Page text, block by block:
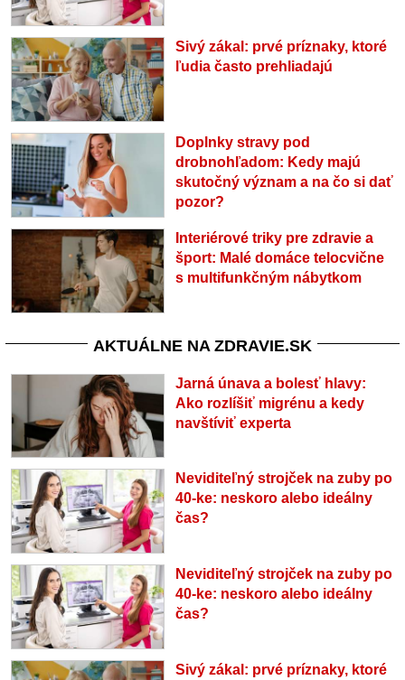
Sivý zákal: prvé príznaky, ktoré
ľudia často prehliadajú
Doplnky stravy pod
drobnohľadom: Kedy majú
skutočný význam a na čo si dať
pozor?
Interiérové triky pre zdravie a
šport: Malé domáce telocvične
s multifunkčným nábytkom
AKTUÁLNE NA ZDRAVIE.SK
Jarná únava a bolesť hlavy:
Ako rozlíšiť migrénu a kedy
navštíviť experta
Neviditeľný strojček na zuby po
40-ke: neskoro alebo ideálny
čas?
Neviditeľný strojček na zuby po
40-ke: neskoro alebo ideálny
čas?
Sivý zákal: prvé príznaky, ktoré